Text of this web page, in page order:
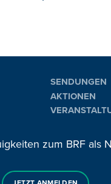
SENDUNGEN
AKTIONEN
zum BRF als